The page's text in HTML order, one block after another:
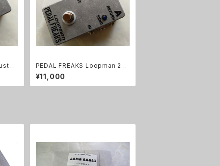
PEDAL FREAKS Loopman 2Lo
op 完成品
¥11,000